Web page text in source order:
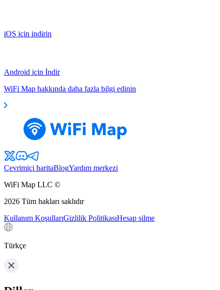
iOS için indirin
Android için İndir
WiFi Map hakkında daha fazla bilgi edinin
Çevrimiçi haritaBlogYardım merkezi
WiFi Map LLC ©
2026 Tüm hakları saklıdır
Kullanım KoşullarıGizlilik PolitikasıHesap silme
Türkçe